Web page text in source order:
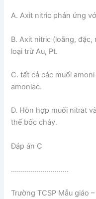
A. Axit nitric phản ứng
B. Axit nitric (loãng,
loại trừ Au, Pt.
C. tất cả các muối
amoniac.
D. Hỗn hợp muối nitrat
thể bốc cháy.
Đáp án C
………………………..
Trường TCSP Mẫu giáo